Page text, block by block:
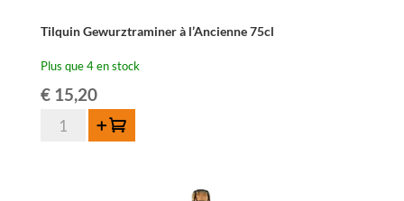
Tilquin Gewurztraminer à l’Ancienne 75cl
Plus que 4 en stock
€15,20
quantité
Ajouter au panier